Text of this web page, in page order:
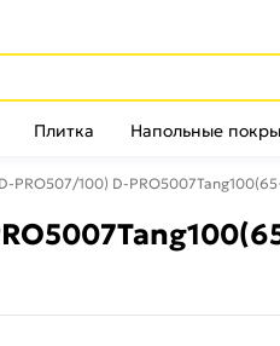
Плитка Напольные
PRO507/100) D-